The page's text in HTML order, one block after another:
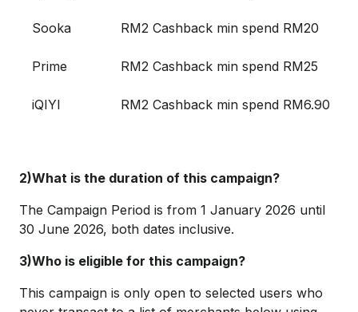
Sooka RM2 Cashback min spend RM20
Prime RM2 Cashback min spend RM25
iQIYI RM2 Cashback min spend RM6.90
2)What is the duration of this campaign?
The Campaign Period is from 1 January 2026 until
30 June 2026, both dates inclusive.
3)Who is eligible for this campaign?
This campaign is only open to selected users who